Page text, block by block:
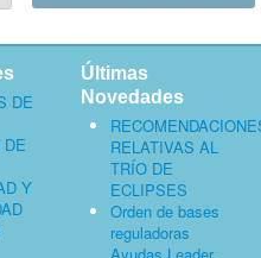
DE
DE
Y
Últimas
Novedades
RELATIVAS AL
TRÍO DE
ECLIPSES
Orden de bases
reguladoras